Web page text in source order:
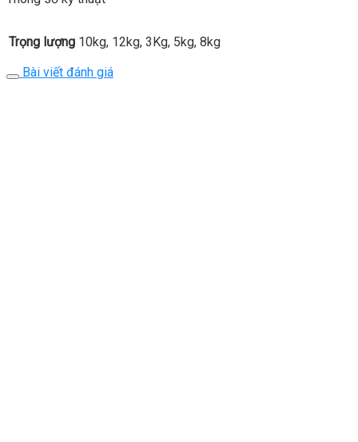
Trọng lượng 10kg, 12kg, 3Kg, 5kg, 8kg
Bài viết đánh giá